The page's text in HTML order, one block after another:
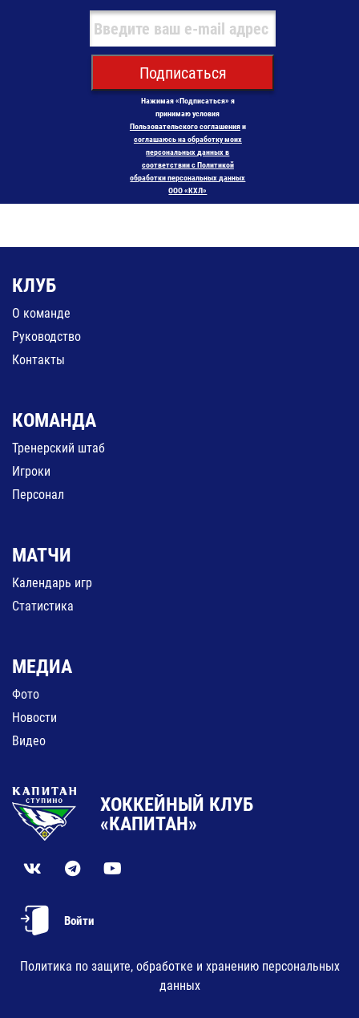
Подписаться
Нажимая «Подписаться» я
принимаю условия
Пользовательского соглашенияи
соглашаюсь на обработку моих
персональных данных в
соответствии с Политикой
обработки персональных данных
ООО «КХЛ»
КЛУБ
О команде
Руководство
Контакты
КОМАНДА
Тренерский штаб
Игроки
Персонал
МАТЧИ
Календарь игр
Статистика
МЕДИА
Фото
Новости
Видео
ХОККЕЙНЫЙ КЛУБ
«КАПИТАН»
Войти
Политика по защите, обработке и хранению персональных
данных